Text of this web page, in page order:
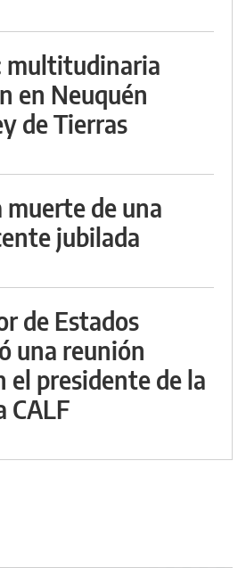
multitudinaria
en Neuquén
de Tierras
muerte de una
jubilada
de Estados
una reunión
el presidente de la
CALF